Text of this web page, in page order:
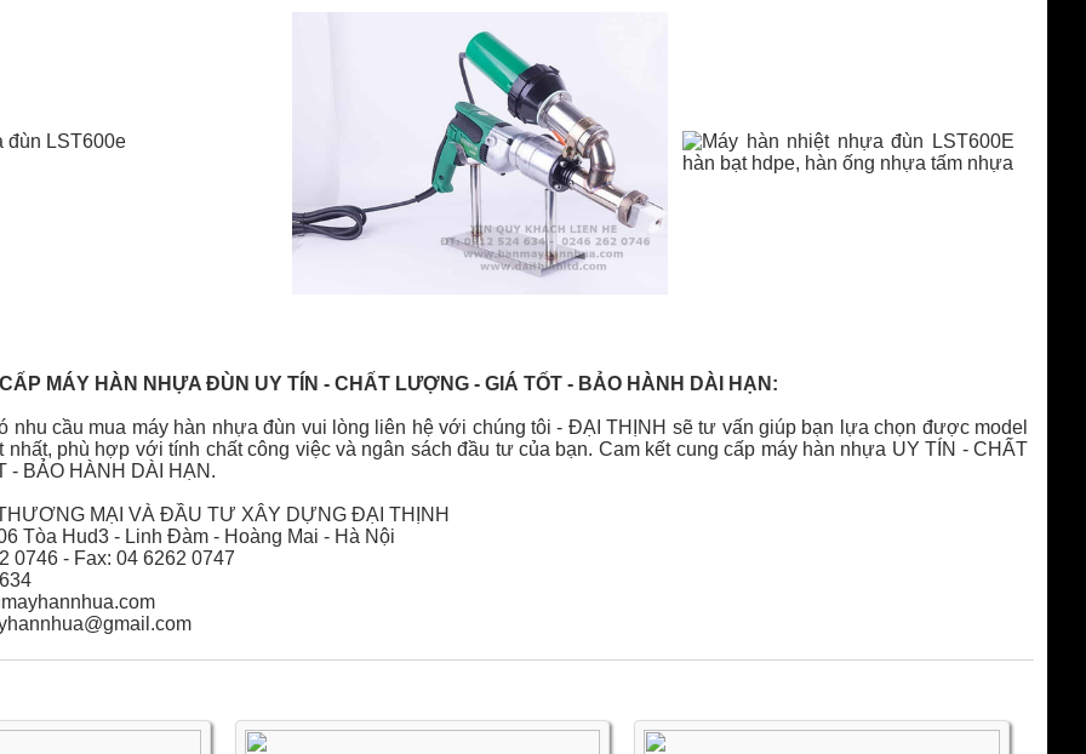
MÁY HÀN NHỰA ĐÙN UY TÍN - CHẤT LƯỢNG - GIÁ TỐT - BẢO HÀNH DÀI HẠN:
nhu cầu mua máy hàn nhựa đùn vui lòng liên hệ với chúng tôi - ĐẠI THỊNH sẽ tư vấn giúp bạn lựa chọn được model
nhất, phù hợp với tính chất công việc và ngân sách đầu tư của bạn. Cam kết cung cấp máy hàn nhựa UY TÍN - CHẤT
- BẢO HÀNH DÀI HẠN.
MẠI VÀ ĐẦU TƯ XÂY DỰNG ĐẠI THỊNH
Tòa Hud3 - Linh Đàm - Hoàng Mai - Hà Nội
0746 - Fax: 04 6262 0747